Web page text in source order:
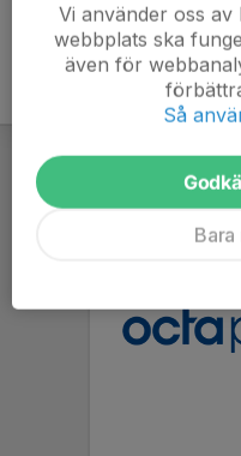
Vi använder oss
webbplats ska
även för
Så
Bara